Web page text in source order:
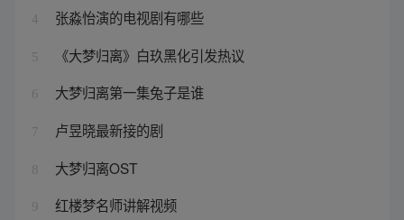
4 张淼怡演的电视剧有哪些
5 《大梦归离》白玖黑化引发热议
6 大梦归离第一集兔子是谁
7 卢昱晓最新接的剧
8 大梦归离OST
9 红楼梦名师讲解视频